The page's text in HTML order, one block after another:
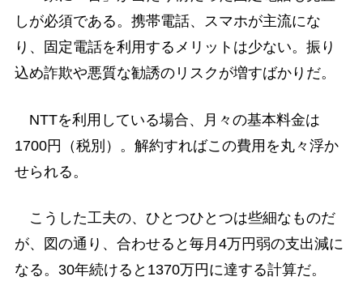
しが必須である。携帯電話、スマホが主流にな
り、固定電話を利用するメリットは少ない。振り
込め詐欺や悪質な勧誘のリスクが増すばかりだ。
NTTを利用している場合、月々の基本料金は
1700円（税別）。解約すればこの費用を丸々浮か
せられる。
こうした工夫の、ひとつひとつは些細なものだ
が、図の通り、合わせると毎月4万円弱の支出減に
なる。30年続けると1370万円に達する計算だ。